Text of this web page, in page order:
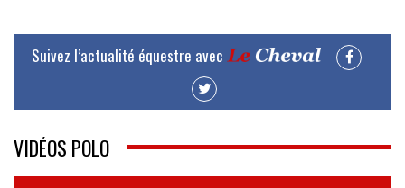
Suivez l’actualité équestre avec
VIDÉOS POLO